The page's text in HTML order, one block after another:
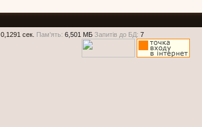
0,1291 сек. Пам'ять: 6,501 МБ Запитів до БД: 7